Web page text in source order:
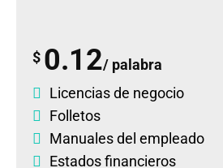
$ 0.12/ palabra
Licencias de negocio
Folletos
Manuales del empleado
Estados financieros